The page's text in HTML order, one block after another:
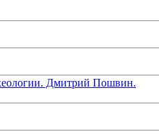
Дмитрий Пошвин.